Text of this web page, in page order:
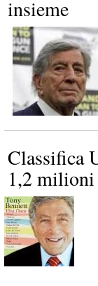
insieme
Classifica
1,2 milioni